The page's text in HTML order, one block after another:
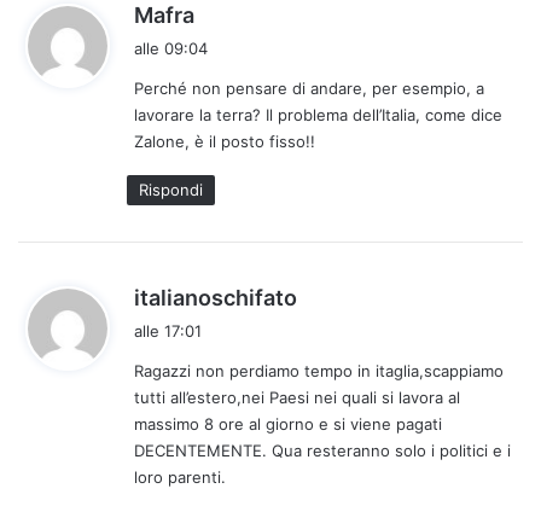
Mafra
e
t
o
:
alle 09:04
Perché non pensare di andare, per esempio, a
lavorare la terra? Il problema dell’Italia, come dice
Zalone, è il posto fisso!!
Rispondi
italianoschifato
e
t
t
o
alle 17:01
Ragazzi non perdiamo tempo in itaglia,scappiamo
tutti all’estero,nei Paesi nei quali si lavora al
massimo 8 ore al giorno e si viene pagati
DECENTEMENTE. Qua resteranno solo i politici e i
loro parenti.